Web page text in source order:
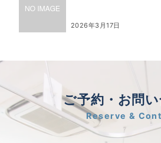
2026年3月17日
ご予約・お問
Reserve &